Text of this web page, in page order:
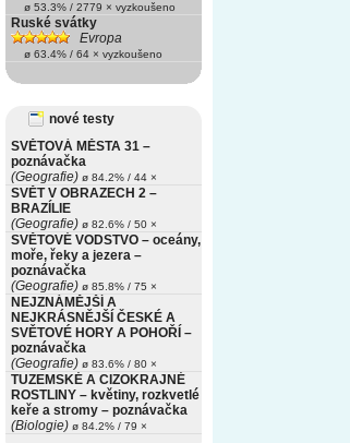
ø 53.3% / 2779 × vyzkoušeno
Ruské svátky
Evropa
ø 63.4% / 64 × vyzkoušeno
nové testy
SVĚTOVÁ MĚSTA 31 –
poznávačka
(Geografie) ø 84.2% / 44 ×
SVĚT V OBRAZECH 2 –
BRAZÍLIE
(Geografie) ø 82.6% / 50 ×
SVĚTOVÉ VODSTVO – oceány,
moře, řeky a jezera –
poznávačka
(Geografie) ø 85.8% / 75 ×
NEJZNÁMĚJŠÍ A
NEJKRÁSNĚJŠÍ ČESKÉ A
SVĚTOVÉ HORY A POHOŘÍ –
poznávačka
(Geografie) ø 83.6% / 80 ×
TUZEMSKÉ A CIZOKRAJNÉ
ROSTLINY – květiny, rozkvetlé
keře a stromy – poznávačka
(Biologie) ø 84.2% / 79 ×